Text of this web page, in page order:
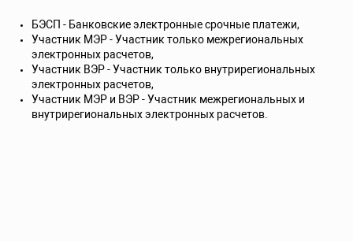
БЭСП - Банковские электронные срочные платежи,
Участник МЭР - Участник только межрегиональных
электронных расчетов,
Участник ВЭР - Участник только внутрирегиональных
электронных расчетов,
Участник МЭР и ВЭР - Участник межрегиональных и
внутрирегиональных электронных расчетов.